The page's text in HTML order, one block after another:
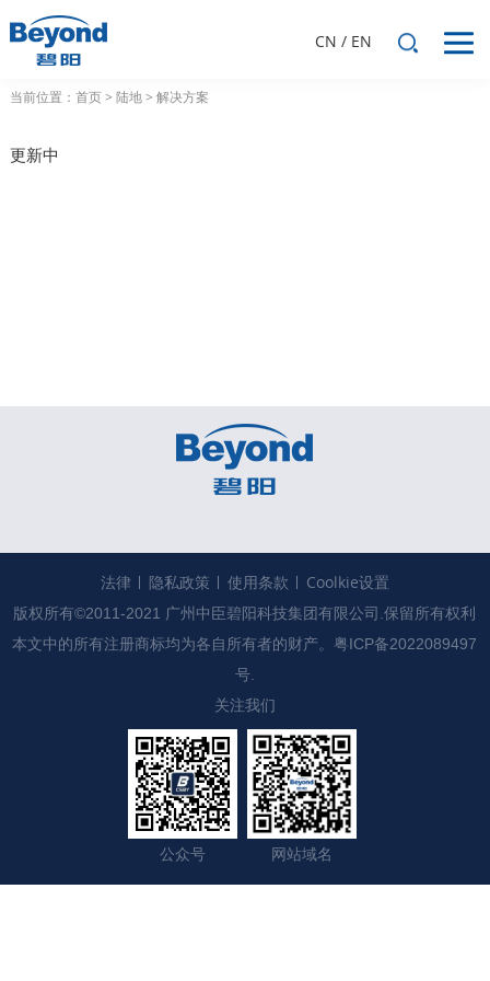
CN / EN
当前位置： 首页> 陆地> 解决方案
更新中
法律 隐私政策 使用条款 Coolkie设置
版权所有©2011-2021 广州中臣碧阳科技集团有限公司.保留所有权利
本文中的所有注册商标均为各自所有者的财产。 粤ICP备2022089497
号.
关注我们
公众号 网站域名